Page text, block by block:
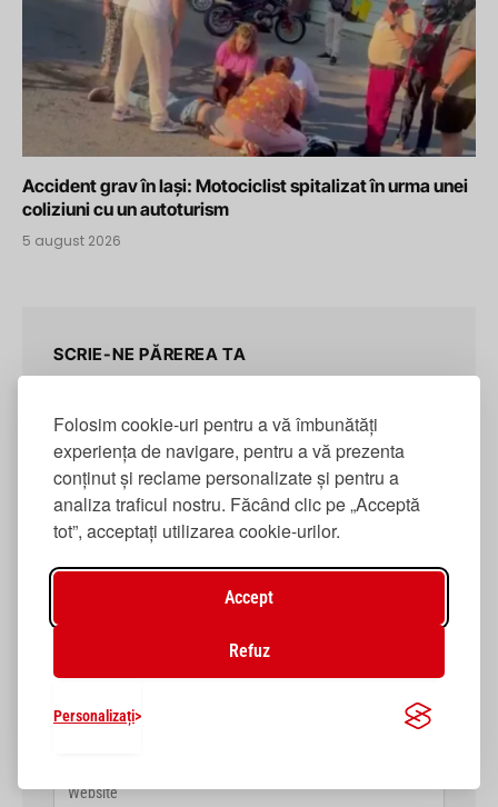
Folosim cookie-uri pentru a vă îmbunătăți
experiența de navigare, pentru a vă prezenta
conținut și reclame personalizate și pentru a
analiza traficul nostru. Făcând clic pe „Acceptă
tot”, acceptați utilizarea cookie-urilor.
Accept
Refuz
Personalizați
Accident grav în Iași: Motociclist spitalizat în urma unei
coliziuni cu un autoturism
5 august 2026
SCRIE-NE PĂREREA TA